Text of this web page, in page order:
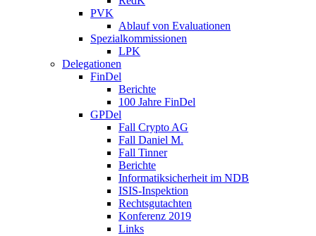
PVK
Ablauf von Evaluationen
Spezialkommissionen
LPK
Delegationen
FinDel
Berichte
100 Jahre FinDel
GPDel
Fall Crypto AG
Fall Daniel M.
Fall Tinner
Berichte
Informatiksicherheit ­im NDB
ISIS-Inspektion
Rechtsgutachten
Konferenz 2019
Links